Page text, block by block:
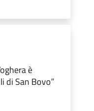
è
di San Bovo”